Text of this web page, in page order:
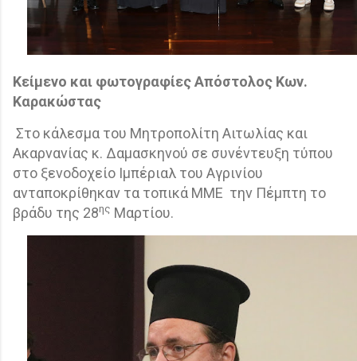
Κείμενο και φωτογραφίες Απόστολος Κων.
Καρακώστας
Στο κάλεσμα του Μητροπολίτη Αιτωλίας και
Ακαρνανίας κ. Δαμασκηνού σε συνέντευξη τύπου
στο ξενοδοχείο Ιμπέριαλ του Αγρινίου
ανταποκρίθηκαν τα τοπικά ΜΜΕ την Πέμπτη το
βράδυ της 28ης Μαρτίου.